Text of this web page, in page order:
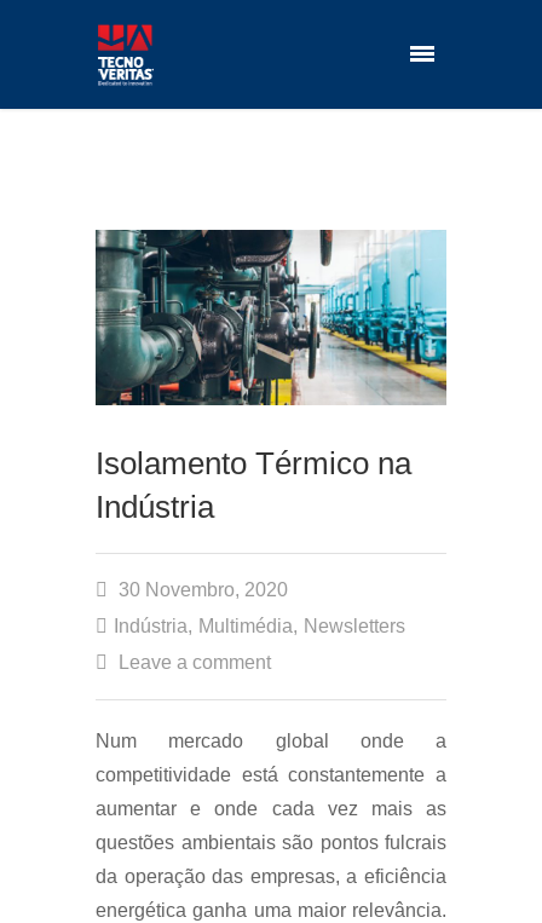
Isolamento Térmico na
Indústria
30 Novembro, 2020
Indústria, Multimédia, Newsletters
Leave a comment
Num mercado global onde a
competitividade está constantemente a
aumentar e onde cada vez mais as
questões ambientais são pontos fulcrais
da operação das empresas, a eficiência
energética ganha uma maior relevância.